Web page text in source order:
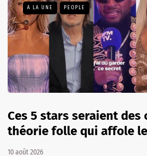
A LA UNE PEOPLE
Ces 5 stars seraient des
théorie folle qui affole
10 août 2026